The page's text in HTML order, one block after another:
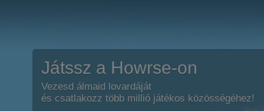
Játssz a Howrse-on
Vezesd álmaid lovardáját
és csatlakozz több millió játékos közösségéhez!